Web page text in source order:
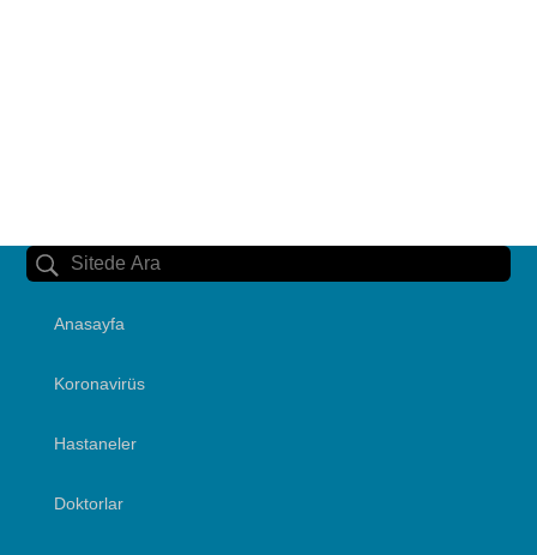
Anasayfa
Koronavirüs
Hastaneler
Doktorlar